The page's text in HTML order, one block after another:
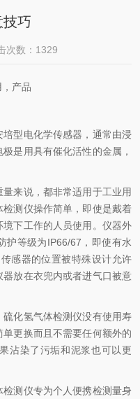
巧
次数：1329
产品
型电化学传感器，通常由浸
是用具有催化活性的金属，
来说，都非常适用于工业用
测仪操作简单，即使是戴着
下工作的人员使用。仪器外
护等级为IP66/67，即使有水
感器的位置被特殊设计允许
放在衣兜内或者进气口被意
化氢气体检测仪没有使用寿
更换而且不需要任何额外的
沾染了污垢和泥浆也可以更
测仪专为个人便携检测量身